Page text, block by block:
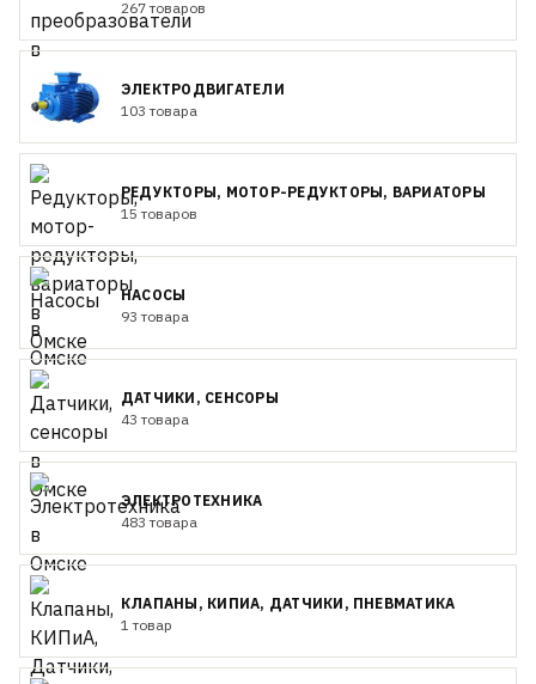
267 товаров
ЭЛЕКТРОДВИГАТЕЛИ
103 товара
РЕДУКТОРЫ, МОТОР-РЕДУКТОРЫ, ВАРИАТОРЫ
15 товаров
НАСОСЫ
93 товара
ДАТЧИКИ, СЕНСОРЫ
43 товара
ЭЛЕКТРОТЕХНИКА
483 товара
КЛАПАНЫ, КИПИА, ДАТЧИКИ, ПНЕВМАТИКА
1 товар